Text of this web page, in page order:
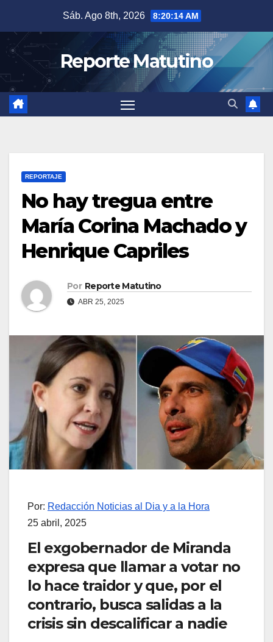
contenido
Sáb. Ago 8th, 2026 8:20:15 AM
Reporte Matutino
REPORTAJE
No hay tregua entre
María Corina Machado y
Henrique Capriles
Por Reporte Matutino
ABR 25, 2025
Por: Redacción Noticias al Dia y a la Hora
25 abril, 2025
El exgobernador de Miranda
expresa que llamar a votar no
lo hace traidor y que, por el
contrario, busca salidas a la
crisis sin descalificar a nadie